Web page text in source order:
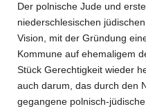
Der polnische Jude und
niederschlesischen
Vision, mit der Gründung
Kommune auf ehemaligem
Stück Gerechtigkeit wieder
auch darum, das durch den
gegangene polnisch-